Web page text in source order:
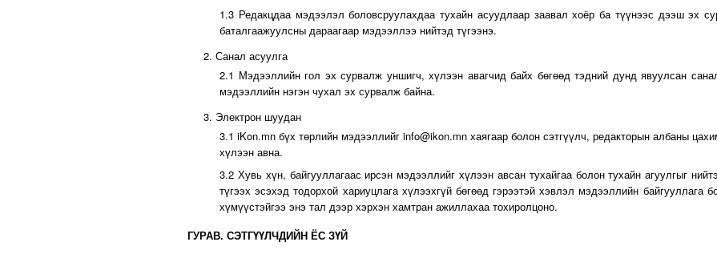
1.3 Редакцдаа мэдээлэл боловсруулахдаа тухайн асуудлаар заавал хоёр ба түүнээс дээш эх
баталгаажуулсны дараагаар мэдээллээ нийтэд түгээнэ.
2. Санал асуулга
2.1 Мэдээллийн гол эх сурвалж уншигч, хүлээн авагчид байх бөгөөд тэдний дунд явуулсан
мэдээллийн нэгэн чухал эх сурвалж байна.
3. Электрон шуудан
3.1 iKon.mn бүх төрлийн мэдээллийг info@ikon.mn хаягаар болон сэтгүүлч, редакторын албаны
хүлээн авна.
3.2 Хувь хүн, байгууллагаас ирсэн мэдээллийг хүлээн авсан тухайгаа болон тухайн агуулгыг
түгээх эсэхэд тодорхой хариуцлага хүлээхгүй бөгөөд гэрээтэй хэвлэл мэдээллийн байгууллага
хүмүүстэйгээ энэ тал дээр хэрхэн хамтран ажиллахаа тохиролцоно.
ГУРАВ. СЭТГҮҮЛЧДИЙН ЁС ЗҮЙ